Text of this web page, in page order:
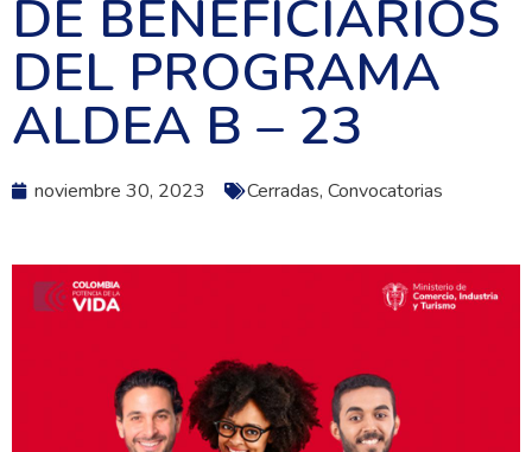
DE BENEFICIARIOS
DEL PROGRAMA
ALDEA B – 23
noviembre 30, 2023 Cerradas, Convocatorias